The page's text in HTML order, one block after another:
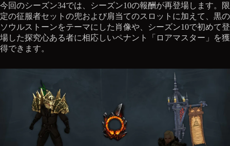
今回のシーズン34では、シーズン10の報酬が再登場します。限
定の征服者セットの兜および肩当てのスロットに加えて、黒の
ソウルストーンをテーマにした肖像や、シーズン10で初めて登
場した探究心ある者に相応しいペナント「ロアマスター」を獲
得できます。